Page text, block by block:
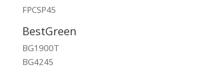
FPCSP45
BestGreen
BG1900T
BG4245